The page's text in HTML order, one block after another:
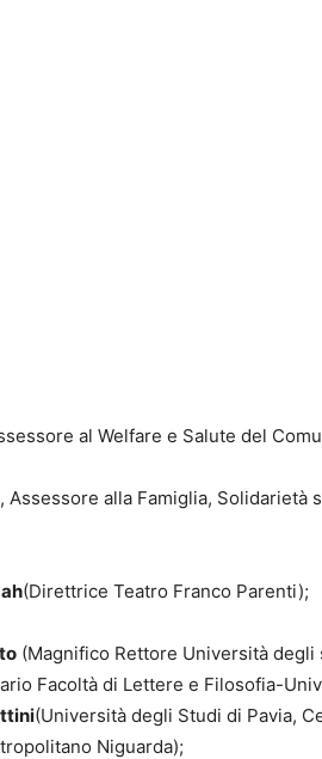
al Welfare e Salute del
, Assessore alla Famiglia, Solidarietà
(Direttrice Teatro Franco Parenti);
(Magnifico Rettore Università degli
Facoltà di Lettere e Filosofia-
(Università degli Studi di Pavia,
Niguarda);